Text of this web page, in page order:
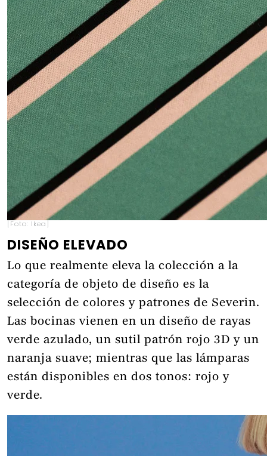
[Foto: Ikea]
DISEÑO ELEVADO
Lo que realmente eleva la colección a la
categoría de objeto de diseño es la
selección de colores y patrones de Severin.
Las bocinas vienen en un diseño de rayas
verde azulado, un sutil patrón rojo 3D y un
naranja suave; mientras que las lámparas
están disponibles en dos tonos: rojo y
verde.